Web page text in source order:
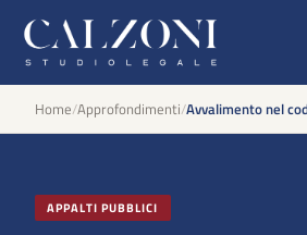
Home/Approfondimenti/
APPALTI PUBBLICI